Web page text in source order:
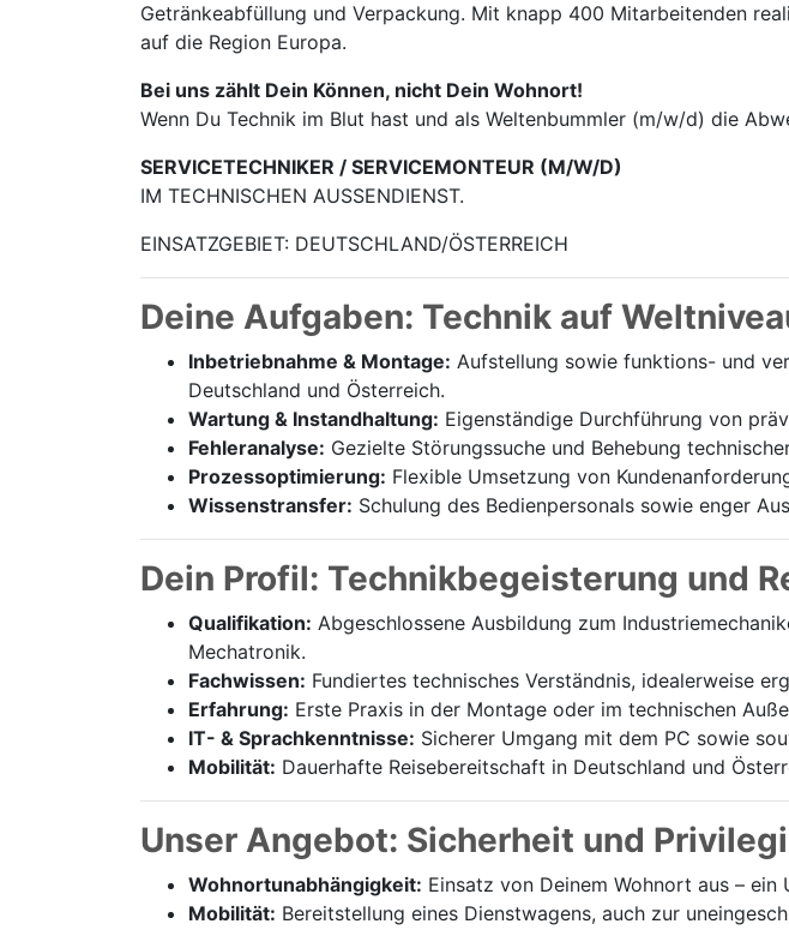
Getränke­abfüllung und Verpackung. Mit knapp 400 Mitarbei­tenden
auf die Region Europa.
Bei uns zählt Dein Können, nicht Dein Wohnort!
Wenn Du Technik im Blut hast und als Weltenbummler (m/w/d) die
SERVICETECHNIKER / SERVICEMONTEUR (M/W/D)
IM TECHNISCHEN AUSSENDIENST.
EINSATZGEBIET: DEUTSCHLAND/ÖSTERREICH
Deine Aufgaben: Technik auf
Inbetriebnahme & Montage: Aufstellung sowie funktions- und
Deutschland und Österreich.
Wartung & Instandhaltung: Eigenständige Durchführung von
Fehleranalyse: Gezielte Störungssuche und Behebung
Prozessoptimierung: Flexible Umsetzung von
Wissenstransfer: Schulung des Bedienpersonals sowie enger
Dein Profil: Technikbegeisterung und
Qualifikation: Abgeschlossene Ausbildung zum
Mechatronik.
Fachwissen: Fundiertes technisches Verständnis, idealerweise
Erfahrung: Erste Praxis in der Montage oder im technischen
IT- & Sprachkenntnisse: Sicherer Umgang mit dem PC sowie
Mobilität: Dauerhafte Reisebereitschaft in Deutschland und
Unser Angebot: Sicherheit und
Wohnortunabhängigkeit: Einsatz von Deinem Wohnort aus –
Mobilität: Bereitstellung eines Dienstwagens, auch zur